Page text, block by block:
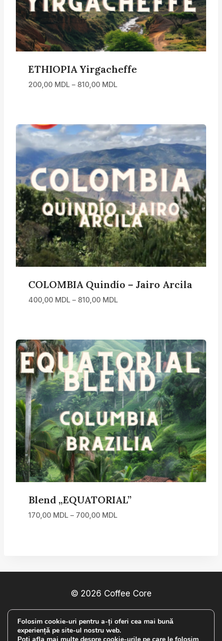
ETHIOPIA Yirgacheffe
200,00 MDL – 810,00 MDLInterval
până
la
810,00 MDL
COLOMBIA Quindío – Jairo Arcila
400,00 MDL – 810,00 MDLInterval
până
la
810,00 MDL
Blend „EQUATORIAL”
170,00 MDL – 700,00 MDLInterval
la
© 2026 Coffee Core
POLITICA DE CONFIDENȚIALITATE
Folosim cookie-uri pentru a-ți oferi cea mai bună
experiență pe site-ul nostru web.